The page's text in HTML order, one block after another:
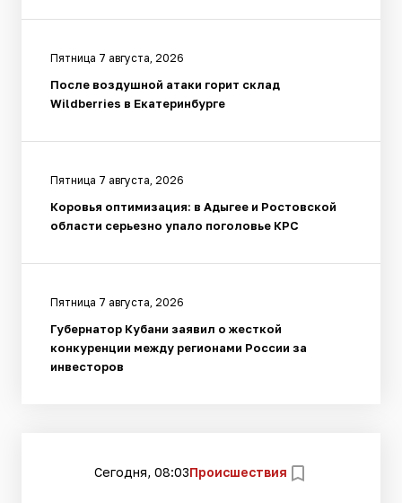
Пятница 7 августа, 2026
После воздушной атаки горит склад
Wildberries в Екатеринбурге
Пятница 7 августа, 2026
Коровья оптимизация: в Адыгее и Ростовской
области серьезно упало поголовье КРС
Пятница 7 августа, 2026
Губернатор Кубани заявил о жесткой
конкуренции между регионами России за
инвесторов
Сегодня, 08:03Происшествия